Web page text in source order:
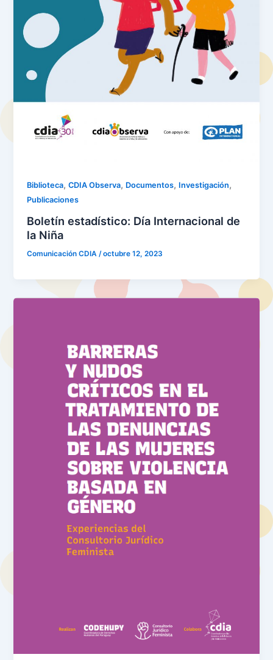
Biblioteca,CDIA Observa, Documentos, Investigación,
Publicaciones
Boletín estadístico: Día Internacional de
la Niña
Comunicación CDIA /octubre 12, 2023